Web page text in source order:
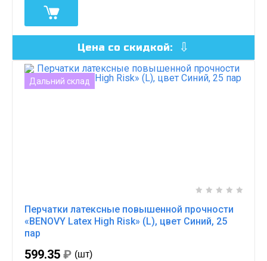
Цена со скидкой:
Дальний склад
Перчатки латексные повышенной прочности
«BENOVY Latex High Risk» (L), цвет Синий, 25
пар
599.35 ₽ (шт)